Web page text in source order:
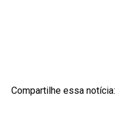
Compartilhe essa notícia: